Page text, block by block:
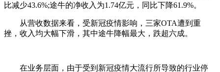
比减少43.6%;途牛的净收入为1.74亿元，同比下降61.9%。
从营收数据来看，受新冠疫情影响，三家OTA遭到重
挫，收入均大幅下滑，其中途牛降幅最大，跌超六成。
在业务层面，由于受到新冠疫情大流行所导致的行业停